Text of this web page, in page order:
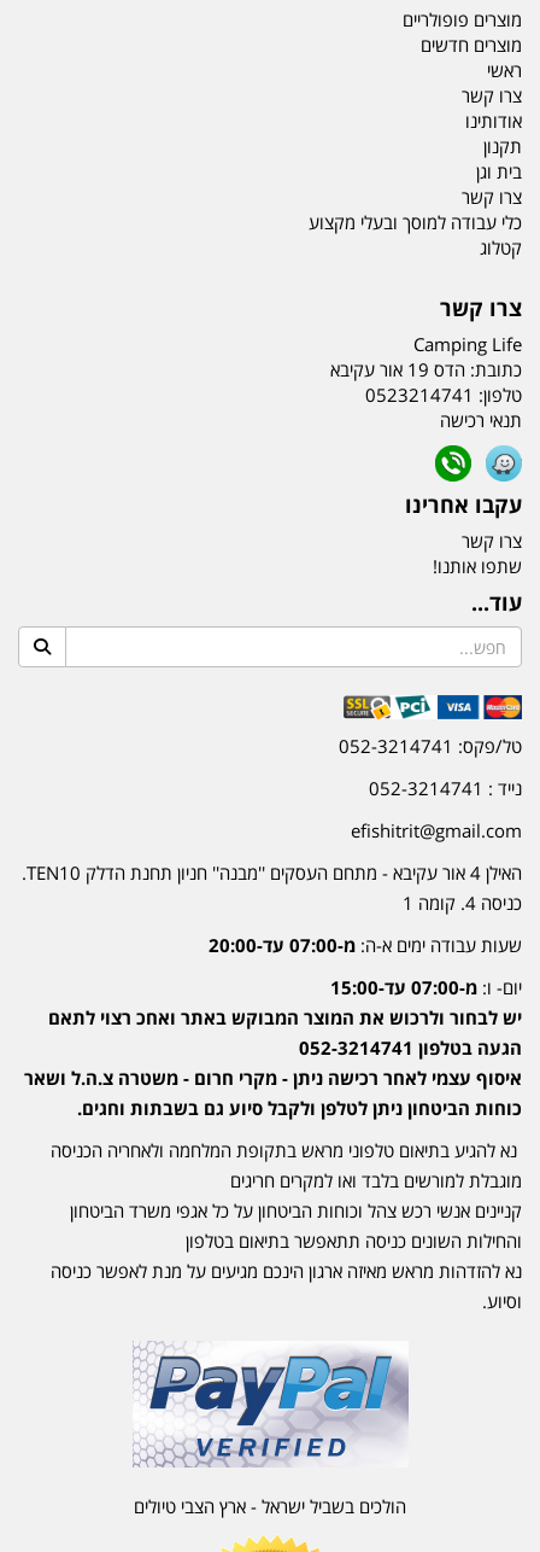
מוצרים פופולריים
מוצרים חדשים
ראשי
צרו קשר
אודותינו
תקנון
בית וגן
צרו קשר
כלי עבודה למוסך ובעלי מקצוע
קטלוג
צרו קשר
Camping Life
כתובת: הדס 19 אור עקיבא
טלפון: 0523214741
תנאי רכישה
עקבו אחרינו
צרו קשר
שתפו אותנו!
עוד...
טל/פקס: 052-3214741
נייד : 052-3214741
efishitrit@gmail.com
האילן 4 אור עקיבא - מתחם העסקים ''מבנה'' חניון תחנת הדלק TEN10.
כניסה 4. קומה 1
שעות עבודה ימים א-ה: מ-07:00 עד-20:00
יום- ו: מ-07:00 עד-15:00
יש לבחור ולרכוש את המוצר המבוקש באתר ואחכ רצוי לתאם
הגעה בטלפון 052-3214741
איסוף עצמי לאחר רכישה ניתן - מקרי חרום - משטרה צ.ה.ל ושאר
כוחות הביטחון ניתן לטלפן ולקבל סיוע גם בשבתות וחגים.
נא להגיע בתיאום טלפוני מראש בתקופת המלחמה ולאחריה הכניסה
מוגבלת למורשים בלבד ואו למקרים חריגים
קניינים אנשי רכש צהל וכוחות הביטחון על כל אגפי משרד הביטחון
והחילות השונים כניסה תתאפשר בתיאום בטלפון
נא להזדהות מראש מאיזה ארגון הינכם מגיעים על מנת לאפשר כניסה
וסיוע.
הולכים בשביל ישראל - ארץ הצבי טיולים